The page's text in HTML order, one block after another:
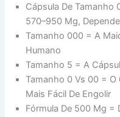
Cápsula De Tamanho
570–950 Mg,
Tamanho 000 = A
Humano
Tamanho 5 = A
Tamanho 0 Vs 00 = O
Mais Fácil De Engolir
Fórmula De 500 Mg =